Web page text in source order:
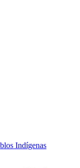
Indígenas